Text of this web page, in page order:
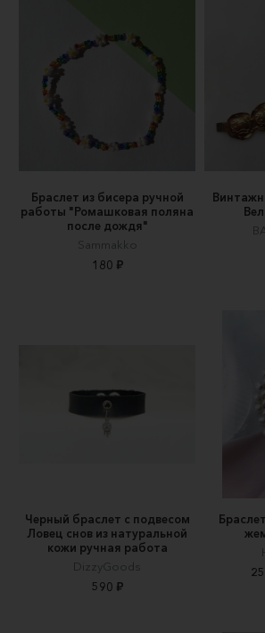
Браслет из бисера ручной
работы "Ромашковая поляна
после дождя"
Sammakko
180 ₽
Черный браслет с подвесом
Ловец снов из натуральной
кожи ручная работа
DizzyGoods
590 ₽